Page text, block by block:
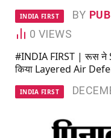
INDIA FIRST BY
0 VIEWS
#INDIA FIRST | रूस ने
किया Layered Air
INDIA FIRST